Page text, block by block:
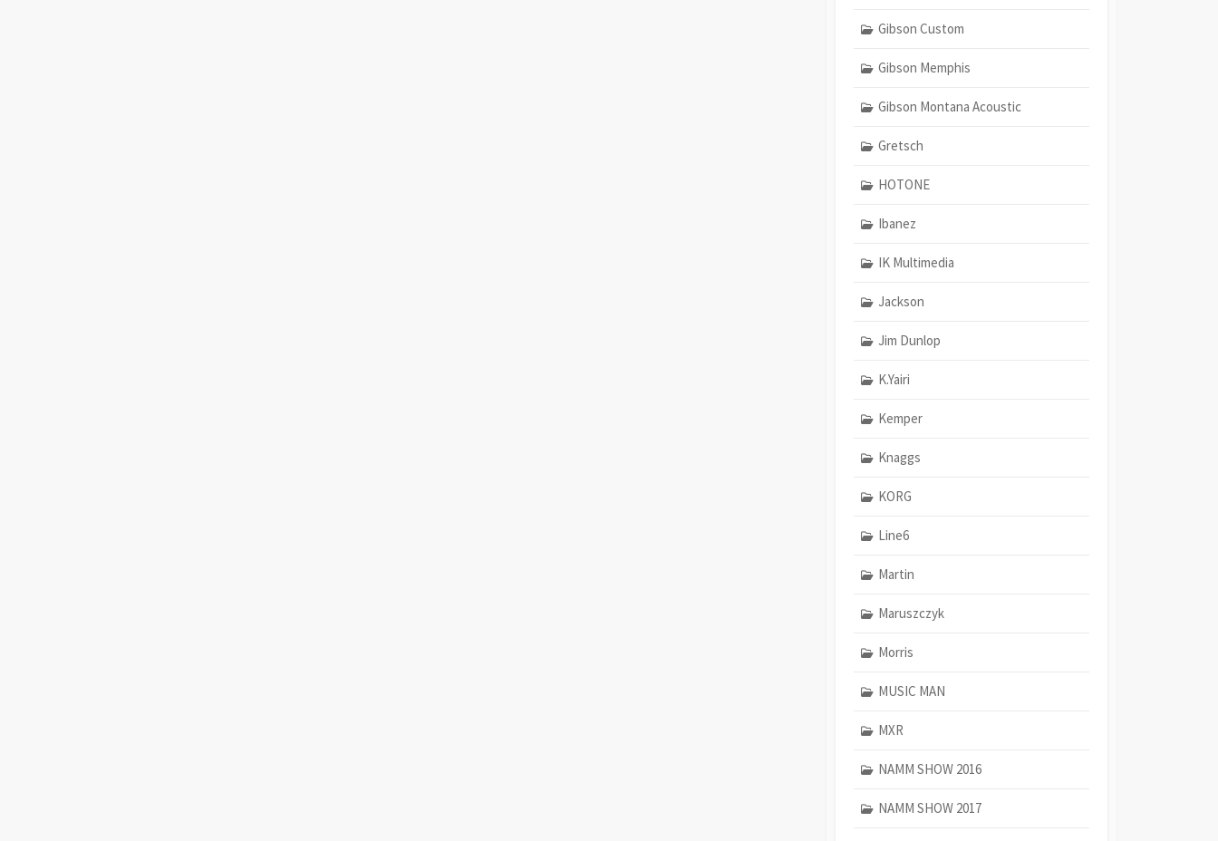
Gibson Custom
Gibson Memphis
Gibson Montana Acoustic
Gretsch
HOTONE
Ibanez
IK Multimedia
Jackson
Jim Dunlop
K.Yairi
Kemper
Knaggs
KORG
Line6
Martin
Maruszczyk
Morris
MUSIC MAN
MXR
NAMM SHOW 2016
NAMM SHOW 2017